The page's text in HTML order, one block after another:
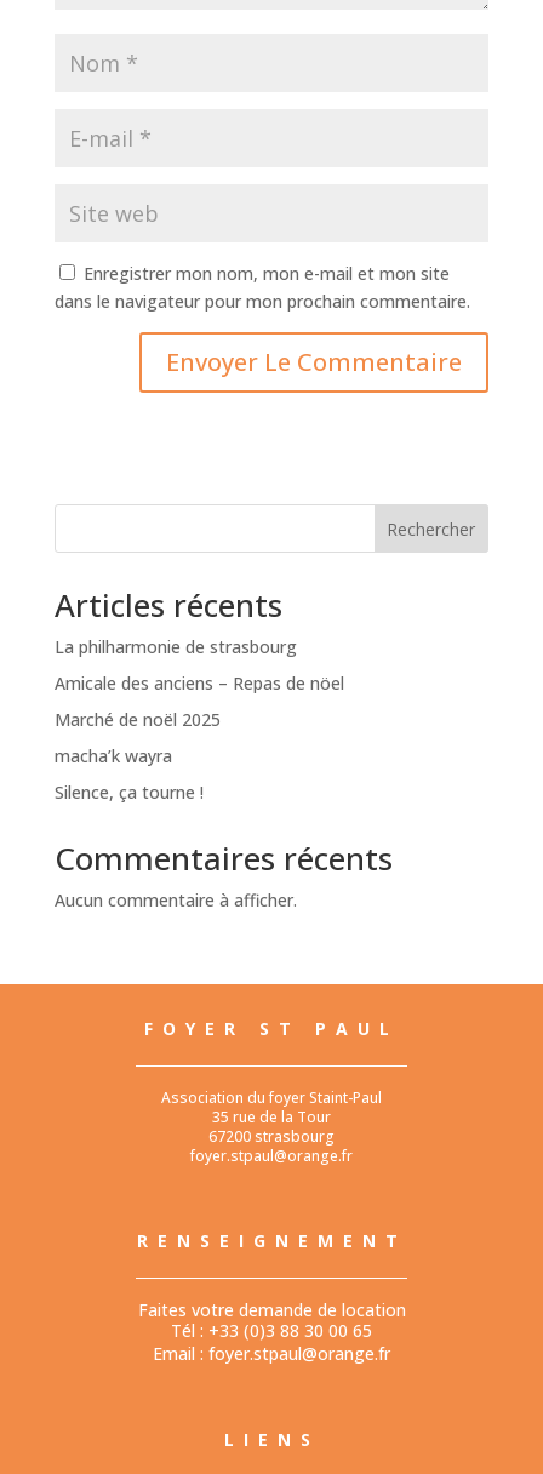
Enregistrer mon nom, mon e-mail et mon site
dans le navigateur pour mon prochain commentaire.
Rechercher
Articles récents
La philharmonie de strasbourg
Amicale des anciens – Repas de nöel
Marché de noël 2025
macha’k wayra
Silence, ça tourne !
Commentaires récents
Aucun commentaire à afficher.
FOYER ST PAUL
Association du foyer Staint-Paul
35 rue de la Tour
67200 strasbourg
foyer.stpaul@orange.fr
RENSEIGNEMENT
Faites votre demande de location
Tél : +33 (0)3 88 30 00 65
Email : foyer.stpaul@orange.fr
LIENS